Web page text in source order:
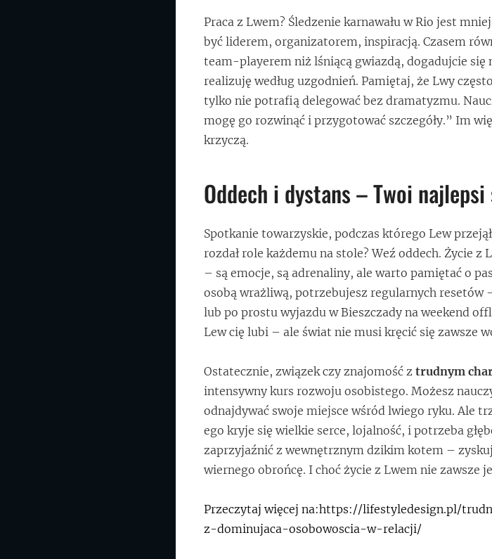
Praca z Lwem? Śledzenie karnawału w Rio jest
być liderem, organizatorem, inspiracją. Czasem
team-playerem niż lśniącą gwiazdą, dogadujcie się
realizuję według uzgodnień. Pamiętaj, że Lwy
tylko nie potrafią delegować bez dramatyzmu.
mogę go rozwinąć i przygotować szczegóły.” Im
krzyczą.
Oddech i dystans – Twoi
Spotkanie towarzyskie, podczas którego Lew
rozdał role każdemu na stole? Weź oddech. Życie
– są emocje, są adrenaliny, ale warto pamiętać o
osobą wrażliwą, potrzebujesz regularnych resetów
lub po prostu wyjazdu w Bieszczady na weekend
Lew cię lubi – ale świat nie musi kręcić się zawsze
Ostatecznie, związek czy znajomość z trudnym
intensywny kurs rozwoju osobistego. Możesz
odnajdywać swoje miejsce wśród lwiego ryku. Ale
ego kryje się wielkie serce, lojalność, i potrzeba
zaprzyjaźnić z wewnętrznym dzikim kotem –
wiernego obrońcę. I choć życie z Lwem nie zawsze
Przeczytaj więcej na:https://lifestyledesign.pl/
z-dominujaca-osobowoscia-w-relacji/